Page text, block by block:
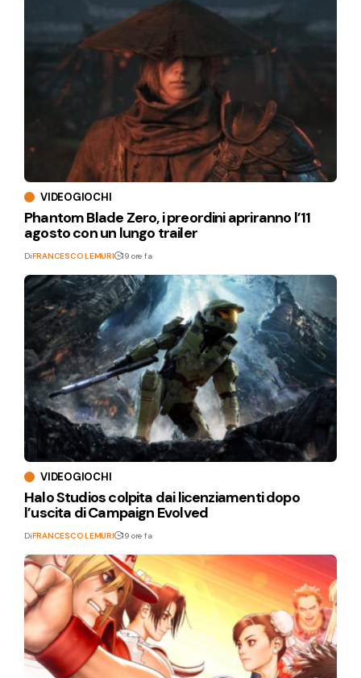
VIDEOGIOCHI
Phantom Blade Zero, i preordini apriranno l’11
agosto con un lungo trailer
DiFRANCESCO LEMURI 19 ore fa
VIDEOGIOCHI
Halo Studios colpita dai licenziamenti dopo
l’uscita di Campaign Evolved
DiFRANCESCO LEMURI 19 ore fa